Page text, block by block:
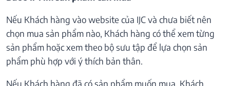
Nếu Khách hàng vào website của IJC và chưa biết nên
chọn mua sản phẩm nào, Khách hàng có thể xem từng
sản phẩm hoặc xem theo bộ sưu tập để lựa chọn sản
phẩm phù hợp với ý thích bản thân.
Nếu Khách hàng đã có sản phẩm muốn mua, Khách